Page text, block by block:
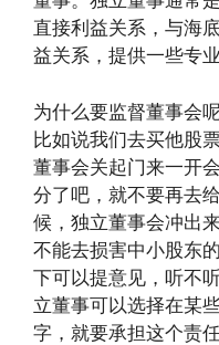
直接利益关系，与海
益关系，提供一些专
为什么要监督董事会
比如说我们去买他股
董事会关起门来一开
分了吧，就不要再去
候，独立董事会冲出
不能去损害中小股东
下可以提意见，听不
立董事可以选择在某
字，就要承担这个责